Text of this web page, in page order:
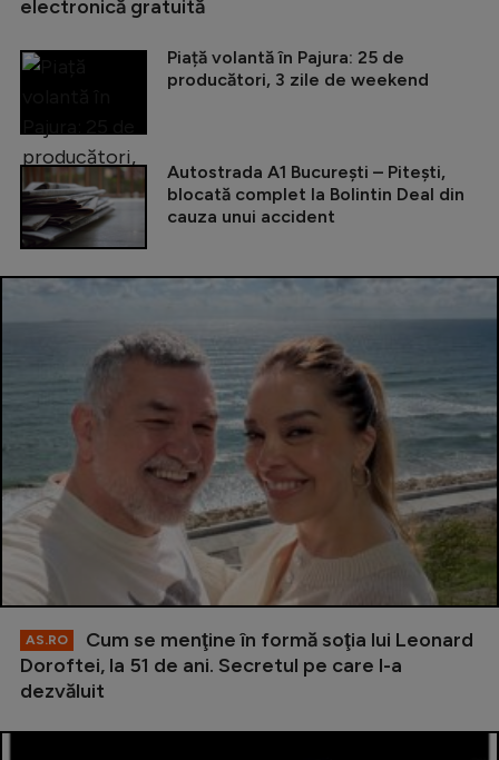
electronică gratuită
Piață volantă în Pajura: 25 de
producători, 3 zile de weekend
Autostrada A1 București – Pitești,
blocată complet la Bolintin Deal din
cauza unui accident
AS.RO
Cum se menţine în formă soţia lui Leonard
Doroftei, la 51 de ani. Secretul pe care l-a
dezvăluit